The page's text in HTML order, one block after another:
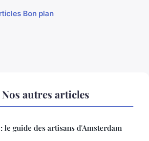
Bon plan
autres articles
le guide des artisans d'Amsterdam